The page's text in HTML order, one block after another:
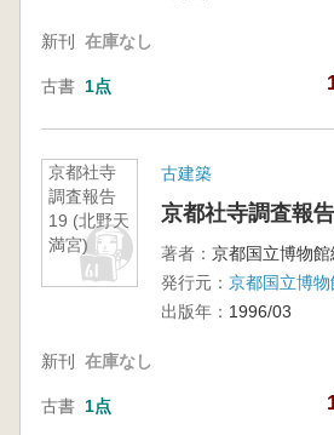
新刊 在庫なし
古書 1点
京都社寺
調査報告
19 (北野天
満宮)
古建築
京都社寺調査報
著者： 京都国立博物館
発行元： 京都国立博物
出版年： 1996/03
新刊 在庫なし
古書 1点